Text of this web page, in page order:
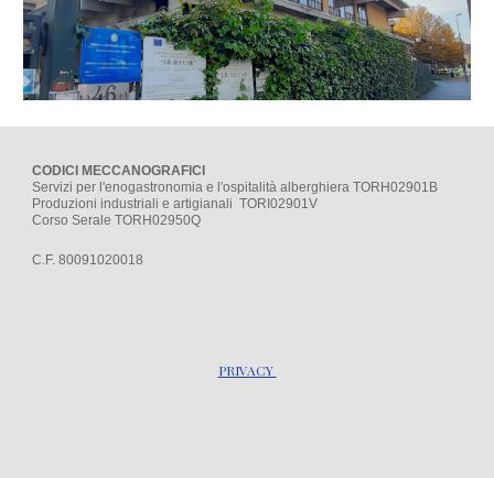
CODICI MECCANOGRAFICI
Servizi per l'enogastronomia e l'ospitalità alberghiera TORH02901B
Produzioni industriali e artigianali TORI02901V
Corso Serale TORH02950Q
C.F. 80091020018
PRIVACY